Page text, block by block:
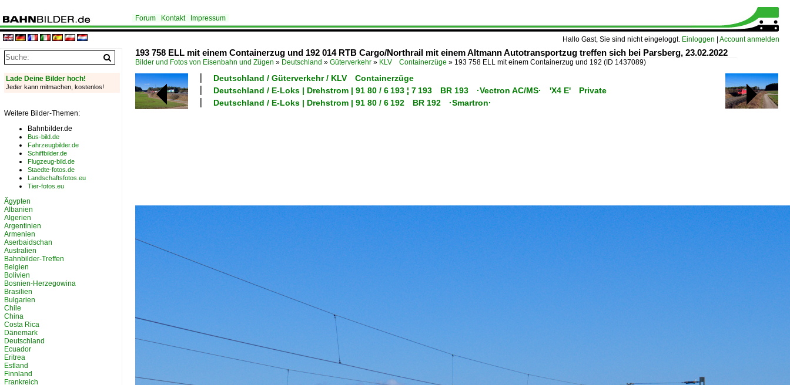
Hallo Gast, Sie sind nicht eingeloggt. Einloggen Account anmelden
Forum Kontakt Impressum
193 758 ELL mit einem Containerzug und 192 014 RTB Cargo/Northrail mit einem Altmann Autotransportzug treffen sich bei Parsberg, 23.02.2022
Bilder und Fotos von Eisenbahn und Zügen » Deutschland » Güterverkehr » KLV Containerzüge » 193 758 ELL mit einem Containerzug und 192 (ID 1437089)
Deutschland / Güterverkehr / KLV Containerzüge
Deutschland / E-Loks | Drehstrom | 91 80 / 6 193 ¦ 7 193 BR 193 ·Vectron AC/MS· 'X4 E' Private
Deutschland / E-Loks | Drehstrom | 91 80 / 6 192 BR 192 ·Smartron·
Lade Deine Bilder hoch!
Jeder kann mitmachen, kostenlos!
Weitere Bilder-Themen:
Bahnbilder.de
Bus-bild.de
Fahrzeugbilder.de
Schiffbilder.de
Flugzeug-bild.de
Staedte-fotos.de
Landschaftsfotos.eu
Tier-fotos.eu
Ägypten
Albanien
Algerien
Argentinien
Armenien
Aserbaidschan
Australien
Bahnbilder-Treffen
Belgien
Bolivien
Bosnien-Herzegowina
Brasilien
Bulgarien
Chile
China
Costa Rica
Dänemark
Deutschland
Ecuador
Eritrea
Estland
Finnland
Frankreich